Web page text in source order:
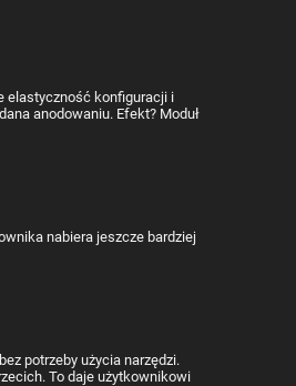
elastyczność konfiguracji i
anodowaniu. Efekt? Moduł
nabiera jeszcze bardziej
potrzeby użycia narzędzi.
To daje użytkownikowi